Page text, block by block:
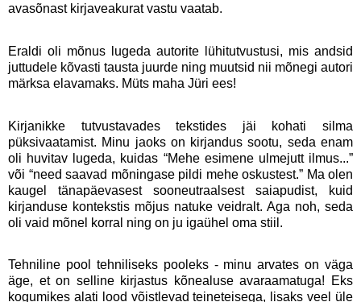
avasõnast kirjaveakurat vastu vaatab.
Eraldi oli mõnus lugeda autorite lühitutvustusi, mis andsid
juttudele kõvasti tausta juurde ning muutsid nii mõnegi autori
märksa elavamaks. Müts maha Jüri ees!
Kirjanikke tutvustavades tekstides jäi kohati silma
püksivaatamist. Minu jaoks on kirjandus sootu, seda enam
oli huvitav lugeda, kuidas “Mehe esimene ulmejutt ilmus...”
või “need saavad mõningase pildi mehe oskustest.” Ma olen
kaugel tänapäevasest sooneutraalsest saiapudist, kuid
kirjanduse kontekstis mõjus natuke veidralt. Aga noh, seda
oli vaid mõnel korral ning on ju igaühel oma stiil.
Tehniline pool tehniliseks pooleks - minu arvates on väga
äge, et on selline kirjastus kõnealuse avaraamatuga! Eks
kogumikes alati lood võistlevad teineteisega, lisaks veel üle